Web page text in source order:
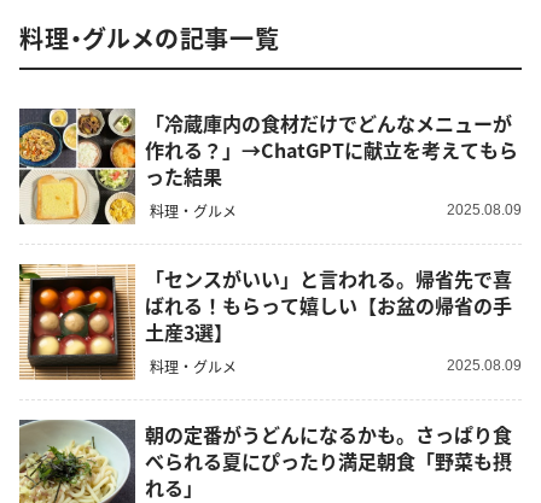
料理・グルメの記事一覧
「冷蔵庫内の食材だけでどんなメニューが
作れる？」→ChatGPTに献立を考えてもら
った結果
料理・グルメ 2025.08.09
「センスがいい」と言われる。帰省先で喜
ばれる！もらって嬉しい【お盆の帰省の手
土産3選】
料理・グルメ 2025.08.09
朝の定番がうどんになるかも。さっぱり食
べられる夏にぴったり満足朝食「野菜も摂
れる」